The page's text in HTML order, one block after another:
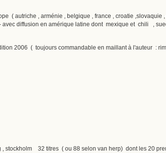
( autriche , arménie , belgique , france , croatie ,slovaquie ,
diffusion en amérique latine dont mexique et chili ,
2006 ( toujours commandable en maillant à l'auteur :
stockholm 32 titres ( ou 88 selon van herp) dont les 20